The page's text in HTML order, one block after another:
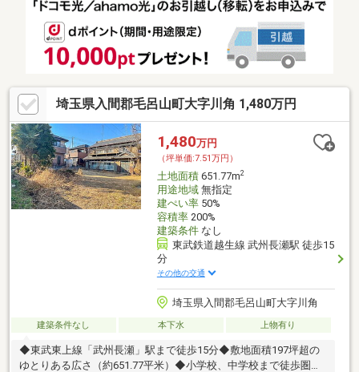
埼玉県入間郡毛呂山町大字川角 1,480万円
1,480万円
（坪単価:7.51万円）
土地面積651.77m2
用途地域無指定
建ぺい率50%
容積率200%
建築条件なし
東武鉄道越生線 武州長瀬駅 徒歩15
分
その他の交通
埼玉県入間郡毛呂山町大字川角
建築条件なし 本下水 上物有り
◆東武東上線「武州長瀬」駅まで徒歩15分◆敷地面積197坪超の
ゆとりある広さ（約651.77平米）◆小学校、中学校まで徒歩圏内